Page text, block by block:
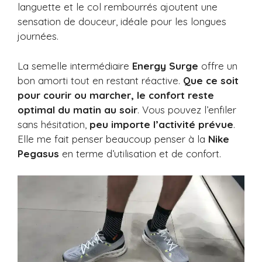
languette et le col rembourrés ajoutent une
sensation de douceur, idéale pour les longues
journées.
La semelle intermédiaire Energy Surge offre un
bon amorti tout en restant réactive. Que ce soit
pour courir ou marcher, le confort reste
optimal du matin au soir. Vous pouvez l’enfiler
sans hésitation, peu importe l’activité prévue.
Elle me fait penser beaucoup penser à la Nike
Pegasus en terme d’utilisation et de confort.